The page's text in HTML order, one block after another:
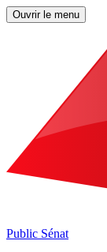
Ouvrir le menu
Public Sénat